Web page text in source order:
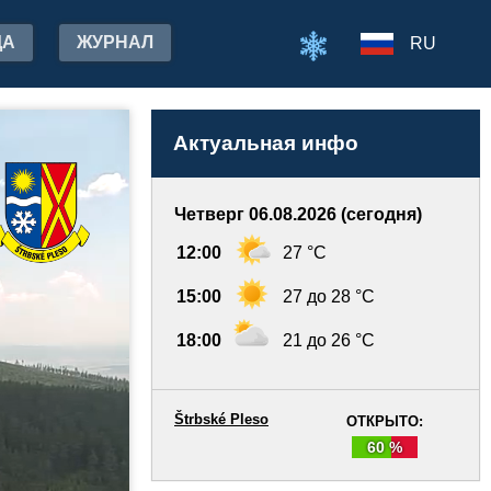
ЖУРНАЛ RU
Актуальная инфо
Четверг 06.08.2026 (сегодня)
12:00 27 °C
15:00 27 до 28 °C
18:00 21 до 26 °C
ОТКРЫТО:
60 %
Štrbské Pleso